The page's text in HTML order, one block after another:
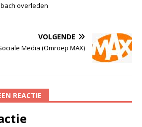
overleden
VOLGENDE
Media (Omroep MAX)
REACTIE